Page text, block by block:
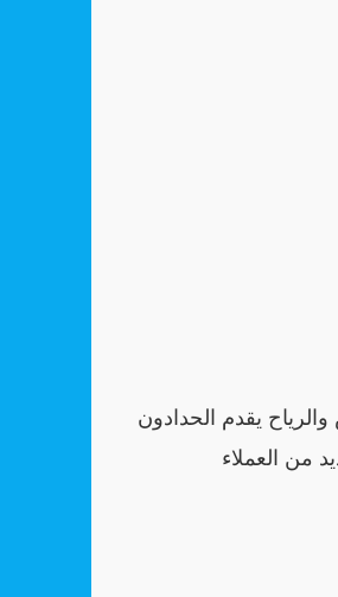
يقدم الحدادون
من العملاء